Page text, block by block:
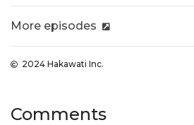
More episodes
2024 Hakawati Inc.
Comments